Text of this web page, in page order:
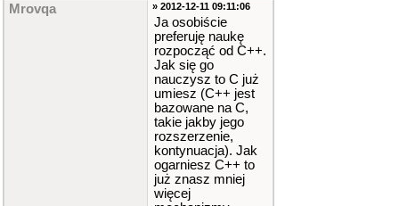
Mrovqa » 2012-12-11 09:11:06
Ja osobiście
preferuję naukę
rozpocząć od C++.
Jak się go
nauczysz to C już
umiesz (C++ jest
bazowane na C,
takie jakby jego
rozszerzenie,
kontynuacja). Jak
ogarniesz C++ to
już znasz mniej
więcej